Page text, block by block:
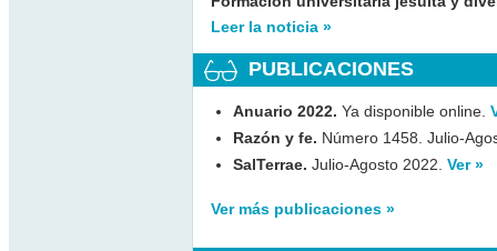
Leer la noticia »
PUBLICACIONES
Anuario 2022. Ya disponible online.
Razón y fe. Número 1458. Julio-
SalTerrae. Julio-Agosto 2022. Ver »
Ver más publicaciones »